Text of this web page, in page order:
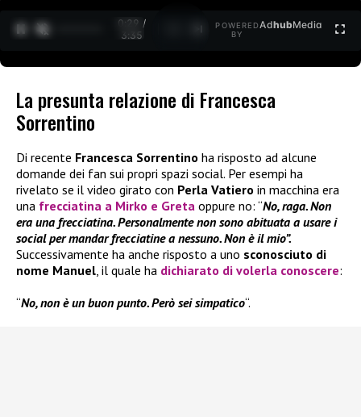
0:30 /
3:35
POWERED
BY
AdhubMedia
La presunta relazione di Francesca
Sorrentino
Di recente Francesca Sorrentino ha risposto ad alcune
domande dei fan sui propri spazi social. Per esempi ha
rivelato se il video girato con Perla Vatiero in macchina era
una frecciatina a Mirko e Greta oppure no: “No, raga. Non
era una frecciatina. Personalmente non sono abituata a usare i
social per mandar frecciatine a nessuno. Non è il mio”.
Successivamente ha anche risposto a uno sconosciuto di
nome Manuel, il quale ha dichiarato di volerla conoscere:
“No, non è un buon punto. Però sei simpatico“.